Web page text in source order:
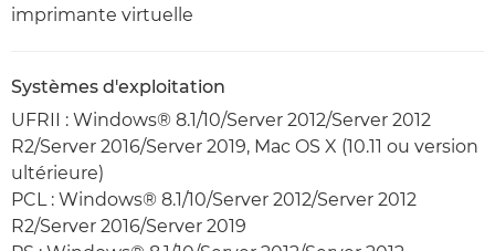
imprimante virtuelle
Systèmes d'exploitation
UFRII : Windows® 8.1/10/Server 2012/Server 2012
R2/Server 2016/Server 2019, Mac OS X (10.11 ou version
ultérieure)
PCL : Windows® 8.1/10/Server 2012/Server 2012
R2/Server 2016/Server 2019